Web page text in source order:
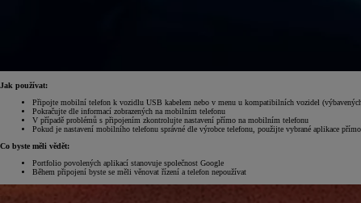
Jak používat:
Připojte mobilní telefon k vozidlu USB kabelem nebo v menu u kompatibilních vozidel
Pokračujte dle informací zobrazených na mobilním telefonu
V případě problémů s připojením zkontrolujte nastavení přímo na mobilním telefonu
Pokud je nastavení mobilního telefonu správné dle výrobce telefonu, použijte vybrané aplikace
Co byste měli vědět:
Portfolio povolených aplikací stanovuje společnost Google
Během připojení byste se měli věnovat řízení a telefon nepoužívat